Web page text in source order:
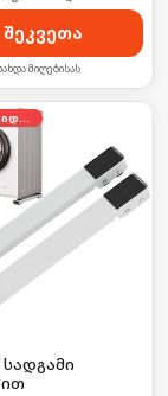
შეკვეთა
მიღებისას
სწრაფად იყიდება